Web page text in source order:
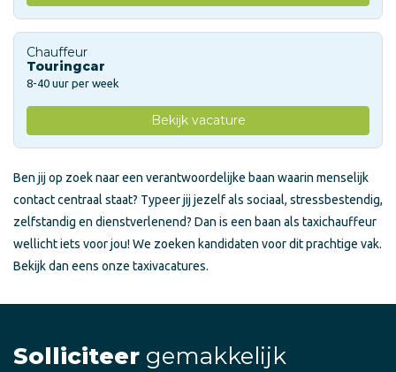
Chauffeur
Touringcar
8-40 uur per week
Bekijk vacature
Ben jij op zoek naar een verantwoordelijke baan waarin menselijk
contact centraal staat? Typeer jij jezelf als sociaal, stressbestendig,
zelfstandig en dienstverlenend? Dan is een baan als taxichauffeur
wellicht iets voor jou! We zoeken kandidaten voor dit prachtige vak.
Bekijk dan eens onze taxivacatures.
Solliciteer gemakkelijk